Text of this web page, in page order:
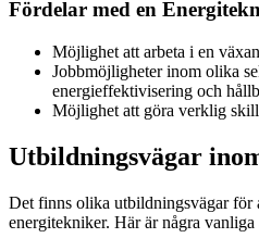
Fördelar med en
Möjlighet att arbeta i en
Jobbmöjligheter inom olika
energieffektivisering och
Möjlighet att göra verklig
Utbildningsvägar
Det finns olika utbildningsvägar för
energitekniker. Här är några vanliga